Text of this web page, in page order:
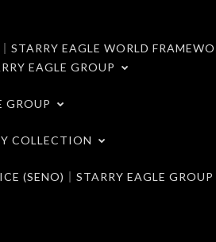
STARRY EAGLE WORLD
EAGLE GROUP
GROUP
COLLECTION
(SENO)｜STARRY EAGLE GROUP